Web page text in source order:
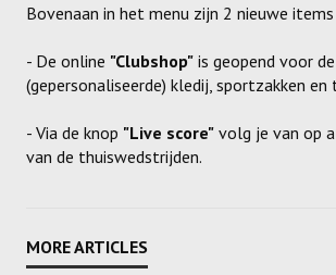
Bovenaan in het menu zijn 2 nieuwe
- De online "Clubshop" is geopend voor
(gepersonaliseerde) kledij, sportzakken en
- Via de knop "Live score" volg je van op
van de thuiswedstrijden.